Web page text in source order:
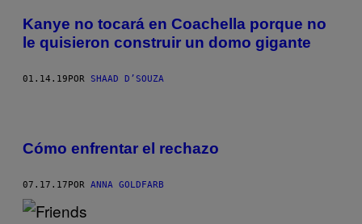
Kanye no tocará en Coachella porque no
le quisieron construir un domo gigante
01.14.19POR SHAAD D’SOUZA
Cómo enfrentar el rechazo
07.17.17 POR ANNA GOLDFARB